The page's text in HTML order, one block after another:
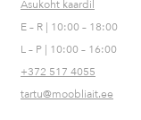
Asukoht kaardil
E – R | 10:00 – 18:00
L – P | 10:00 – 16:00
+372 517 4055
tartu@moobliait.ee